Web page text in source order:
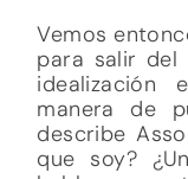
Vemos
para salir del
idealización
manera de
describe
que soy?